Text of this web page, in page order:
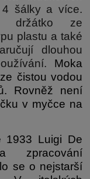
šálky a více.
držátko ze
plastu a také
dlouhou
Moka
čistou vodou
Rovněž není
v myčce na
1933 Luigi De
zpracování
se o nejstarší